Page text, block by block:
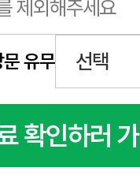
유무
확인하러